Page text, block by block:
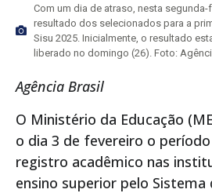
Com um dia de atraso, nesta segunda-
resultado dos selecionados para a
Sisu 2025. Inicialmente, o resultado
liberado no domingo (26). Foto:
Agência Brasil
O Ministério da Educação
o dia 3 de fevereiro o
registro acadêmico nas
ensino superior pelo Sistema